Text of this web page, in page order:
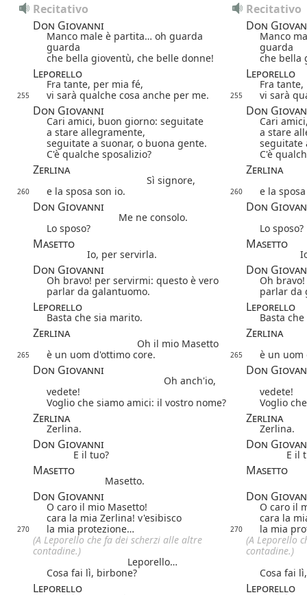
Recitativo
Recitativo
Don Giovanni
Don
Manco male è partita… oh guarda
guarda
Manco
guarda
che bella gioventù, che belle donne!
che bella
Leporello Leporello
Fra tante, per mia fé, Fra
255 vi sarà qualche cosa anche per me. 255 vi sarà
Don Giovanni Don
Cari amici, buon giorno: seguitate
Cari
a stare allegramente,
a stare
seguitate a suonar, o buona gente.
seguitate
C'è qualche sposalizio?
C'è
Zerlina Zerlina
Sì signore,
260 e la sposa son io. 260 e la
Don Giovanni Don
Me ne consolo.
Lo sposo?
Lo sposo?
Masetto Masetto
Io, per servirla.
Don Giovanni Don
Oh bravo! per servirmi: questo è vero
Oh
parlar da galantuomo.
parlar da
Leporello Leporello
Basta che sia marito. Basta
Zerlina Zerlina
Oh il mio Masetto
265 è un uom d'ottimo core. 265 è un uom
Don Giovanni Don
Oh anch'io,
vedete!
vedete!
Voglio che siamo amici: il vostro nome?
Voglio
Zerlina Zerlina
Zerlina. Zerlina.
Don Giovanni Don
E il tuo? E il
Masetto Masetto
Masetto.
Don Giovanni Don
O caro il mio Masetto!
O caro il
cara la mia Zerlina! v'esibisco
cara la
270 la mia protezione… 270
la mia
(A Leporello che fa dei scherzi alle altre
contadine.)
(A Leporello
contadine.)
Leporello…
Cosa fai lì, birbone?
Cosa fai
Leporello Leporello